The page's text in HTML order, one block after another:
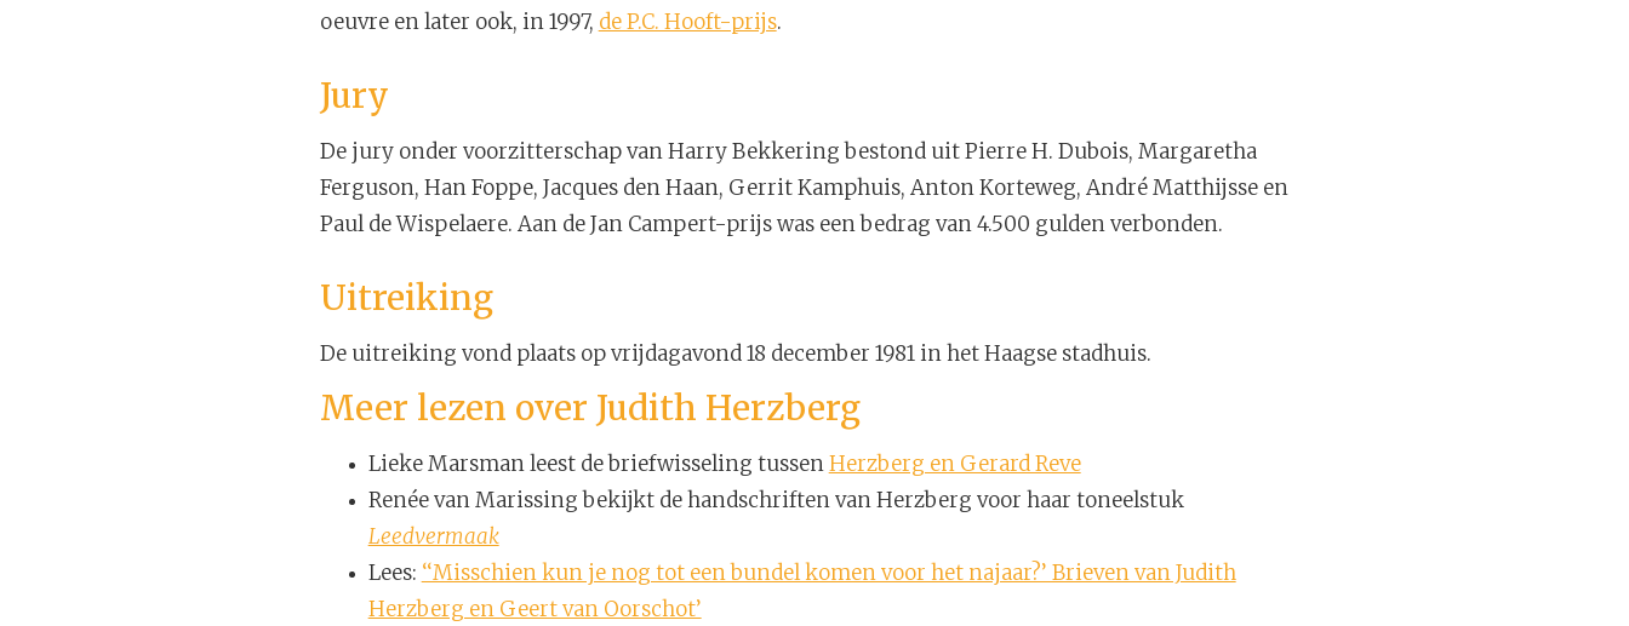
oeuvre en later ook, in 1997, de P.C. Hooft-prijs.
Jury
De jury onder voorzitterschap van Harry Bekkering bestond uit Pierre H. Dubois, Margaretha
Ferguson, Han Foppe, Jacques den Haan, Gerrit Kamphuis, Anton Korteweg, André Matthijsse en
Paul de Wispelaere. Aan de Jan Campert-prijs was een bedrag van 4.500 gulden verbonden.
Uitreiking
De uitreiking vond plaats op vrijdagavond 18 december 1981 in het Haagse stadhuis.
Meer lezen over Judith Herzberg
Lieke Marsman leest de briefwisseling tussenHerzberg en Gerard Reve
Renée van Marissing bekijkt de handschriften van Herzberg voor haar toneelstuk
Leedvermaak
Lees: ‘‘Misschien kun je nog tot een bundel komen voor het najaar?’ Brieven van Judith
Herzberg en Geert van Oorschot’